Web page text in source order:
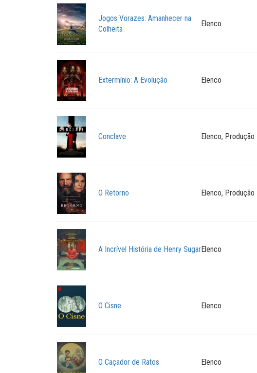
Jogos Vorazes: Amanhecer na
Colheita
Elenco
Extermínio: A Evolução Elenco
Conclave Elenco, Produção
O Retorno Elenco, Produção
A Incrível História de Henry SugarElenco
O Cisne Elenco
O Caçador de Ratos Elenco